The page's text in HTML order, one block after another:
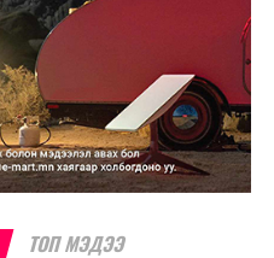
ТОП МЭДЭЭ